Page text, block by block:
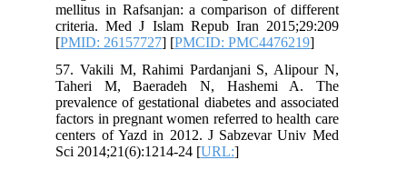
mellitus in Rafsanjan: a comparison of different
criteria. Med J Islam Repub Iran 2015;29:209
[PMID: 26157727] [PMCID: PMC4476219
57. Vakili M, Rahimi Pardanjani S, Alipour N,
Taheri M, Baeradeh N, Hashemi A. The
prevalence of gestational diabetes and associated
factors in pregnant women referred to health care
centers of Yazd in 2012. J Sabzevar Univ Med
Sci 2014;21(6):1214-24 [URL: